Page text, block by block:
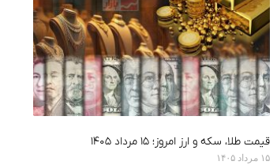
قیمت طلا، سکه و ارز امروز؛ ۱۵ مرداد ۱۴۰۵
۱۵ مرداد ۱۴۰۵